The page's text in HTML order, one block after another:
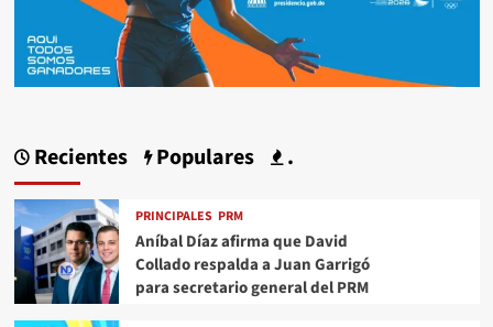
Recientes Populares .
PRINCIPALES PRM
Aníbal Díaz afirma que David
Collado respalda a Juan Garrigó
para secretario general del PRM